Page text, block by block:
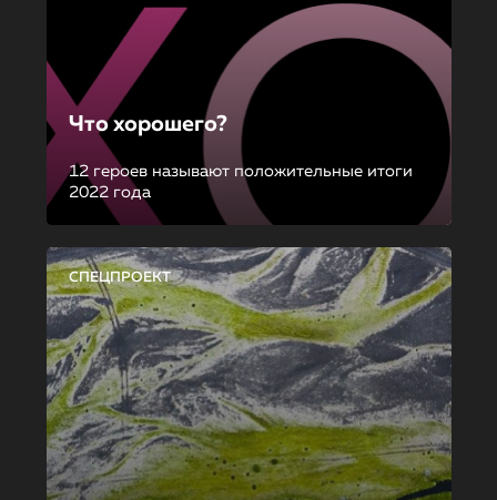
Что хорошего?
12 героев называют положительные итоги
2022 года
СПЕЦПРОЕКТ